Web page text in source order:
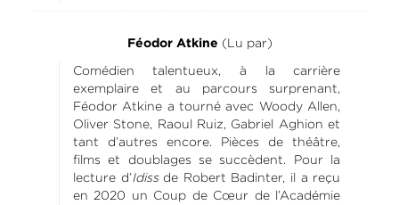
Féodor Atkine (Lu par)
Comédien talentueux, à la carrière
exemplaire et au parcours surprenant,
Féodor Atkine a tourné avec Woody Allen,
Oliver Stone, Raoul Ruiz, Gabriel Aghion et
tant d’autres encore. Pièces de théâtre,
films et doublages se succèdent. Pour la
lecture d’Idissde Robert Badinter, il a reçu
en 2020 un Coup de Cœur de l’Académie